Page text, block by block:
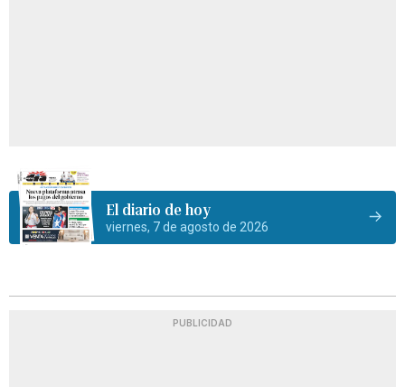
El diario de hoy
viernes, 7 de agosto de 2026
PUBLICIDAD